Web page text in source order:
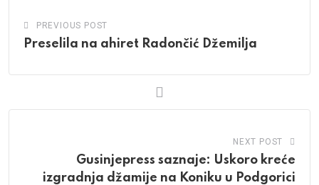
PREVIOUS POST
Preselila na ahiret Radončić Džemilja
NEXT POST
Gusinjepress saznaje: Uskoro kreće
izgradnja džamije na Koniku u Podgorici